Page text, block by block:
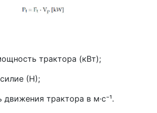
трактора (кВт);
(Н);
трактора в м·с⁻¹.